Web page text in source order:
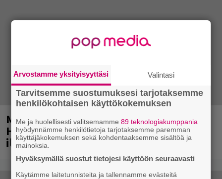
Mainio ohjelmatoimisto juhlii
Helsingissä 10-vuotista taivaltaan –
ilmaistapahtumassa loistoesiintyjät
Arvostamme yksityisyyttäsi Valintasi
Tarvitsemme suostumuksesi tarjotaksemme
henkilökohtaisen käyttökokemuksen
Me ja huolellisesti valitsemamme89 teknologiakumppania
hyödynnämme henkilötietoja tarjotaksemme paremman
käyttäjäkokemuksen sekä kohdentaaksemme sisältöä ja
mainoksia.
Hyväksymällä suostut tietojesi käyttöön seuraavasti
Käytämme laitetunnisteita ja tallennamme evästeitä